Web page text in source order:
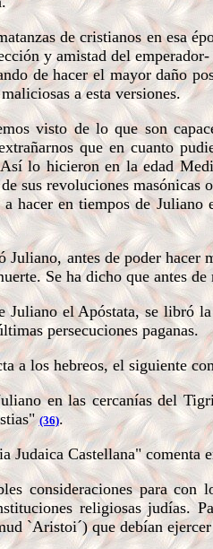
de cristianos en esa
y amistad del
de hacer el mayor daño
a esta versiones.
visto de lo que son
que en cuanto
lo hicieron en la edad
sus revoluciones masónicas
hacer en tiempos de
antes de poder hacer
Se ha dicho que antes
el Apóstata, se libró la
persecuciones paganas.
a los hebreos, el siguiente
en las cercanías del
(36).
Judaica Castellana" comenta
consideraciones para con
religiosas judías.
`Aristoi´) que debían